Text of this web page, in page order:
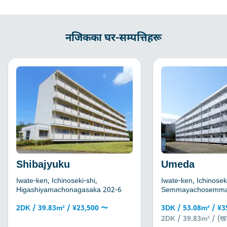
नजिकका घर-सम्पत्तिहरू
Shibajyuku
Iwate-ken, Ichinoseki-shi,
Higashiyamachonagasaka 202-6
2DK / 39.83m² / ¥23,500 〜
Umeda
Iwate-ken,
3DK / 53.08m² /
2DK / 39.83m² /